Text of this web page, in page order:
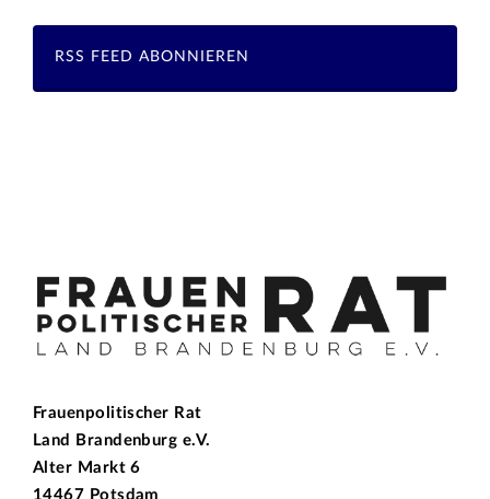
RSS FEED ABONNIEREN
Frauenpolitischer Rat
Land Brandenburg e.V.
Alter Markt 6
14467 Potsdam